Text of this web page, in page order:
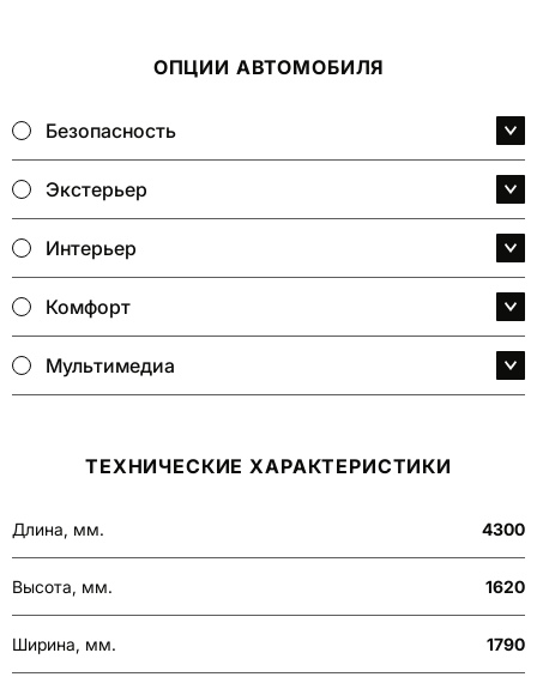
ОПЦИИ АВТОМОБИЛЯ
Безопасность
Экстерьер
Интерьер
Комфорт
Мультимедиа
ТЕХНИЧЕСКИЕ ХАРАКТЕРИСТИКИ
Длина, мм. 4300
Высота, мм. 1620
Ширина, мм. 1790